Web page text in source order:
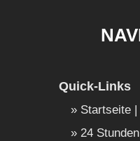
Quick-Links
Startseite
24